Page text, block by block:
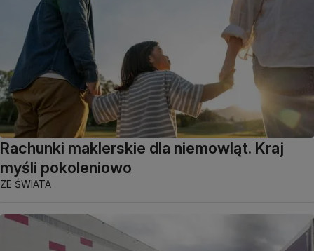
Rachunki maklerskie dla niemowląt. Kraj
myśli pokoleniowo
ZE ŚWIATA